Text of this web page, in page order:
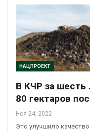
НАЦПРОЕКТ
В КЧР за шесть
80 гектаров
Ноя 24, 2022
Это улучшило